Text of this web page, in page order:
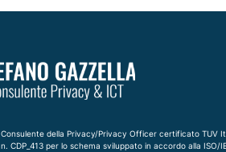
Consulente della Privacy/Privacy Officer certificato TUV
n. CDP_413 per lo schema sviluppato in accordo alla ISO/